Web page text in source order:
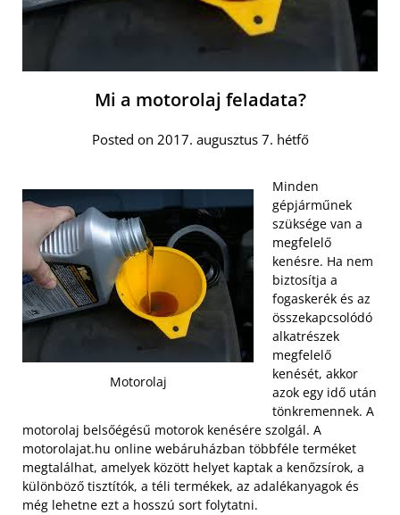
Mi a motorolaj feladata?
Posted on 2017. augusztus 7. hétfő
Motorolaj
Minden
gépjárműnek
szüksége van a
megfelelő
kenésre. Ha nem
biztosítja a
fogaskerék és az
összekapcsolódó
alkatrészek
megfelelő
kenését, akkor
azok egy idő után
tönkremennek. A
motorolaj belsőégésű motorok kenésére szolgál. A
motorolajat.hu online webáruházban többféle terméket
megtalálhat, amelyek között helyet kaptak a kenőzsírok, a
különböző tisztítók, a téli termékek, az adalékanyagok és
még lehetne ezt a hosszú sort folytatni.